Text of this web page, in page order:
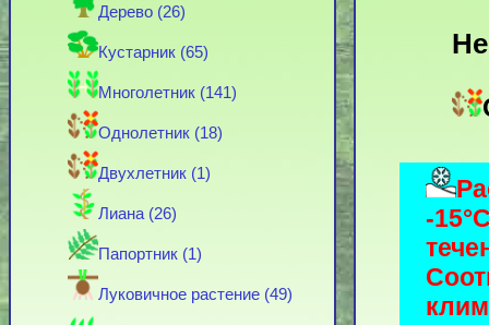
Дерево (26)
Кустарник (65)
Многолетник (141)
Однолетник (18)
Двухлетник (1)
Лиана (26)
Папортник (1)
Луковичное растение (49)
-